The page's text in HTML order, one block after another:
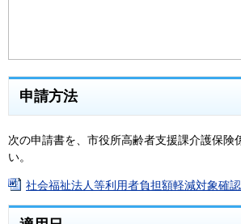
申請方法
次の申請書を、市役所高齢者支援課介護保険
い。
社会福祉法人等利用者負担額軽減対象確